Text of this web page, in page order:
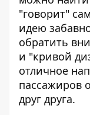
"говорит"
идею
обратить
и "кривой
отличное
пассажиров
друг друга.